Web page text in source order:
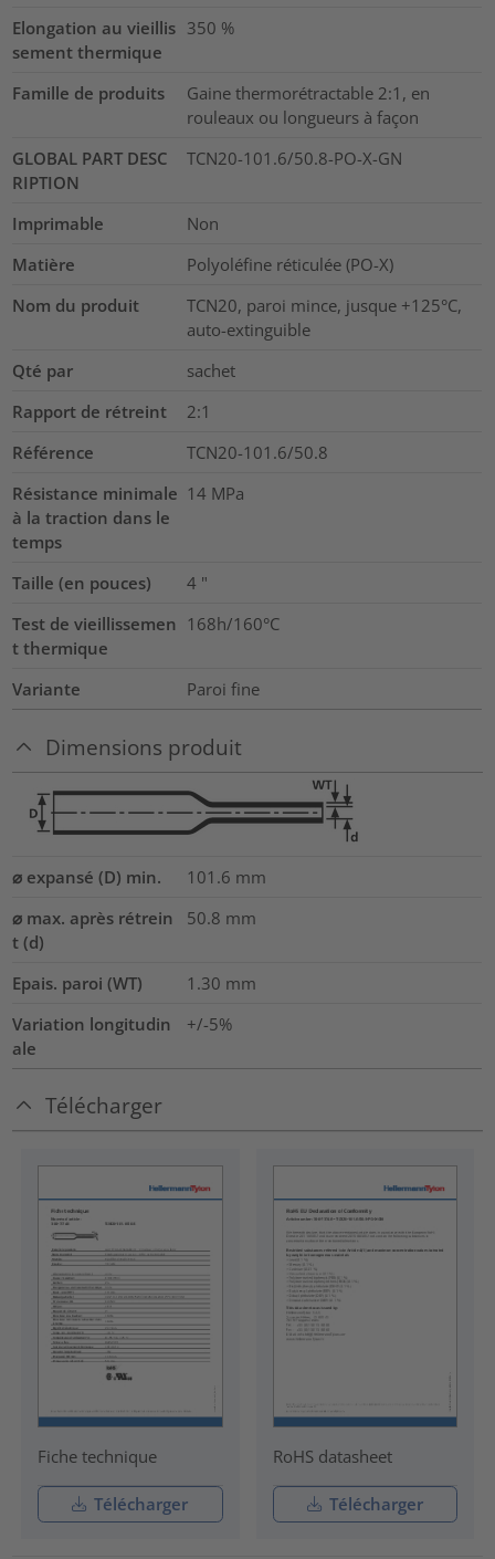
Elongation au vieillis
sement thermique
350 %
Famille de produits
Gaine thermorétractable 2:1, en
rouleaux ou longueurs à façon
GLOBAL PART DESC
RIPTION
TCN20-101.6/50.8-PO-X-GN
Imprimable
Non
Matière
Polyoléfine réticulée (PO-X)
Nom du produit
TCN20, paroi mince, jusque +125°C,
auto-extinguible
Qté par
sachet
Rapport de rétreint
2:1
Référence
TCN20-101.6/50.8
Résistance minimale
à la traction dans le
temps
14 MPa
Taille (en pouces) 4 "
Test de vieillissemen
t thermique
168h/160°C
Variante Paroi fine
Dimensions produit
⌀ expansé (D) min. 101.6 mm
⌀ max. après rétrein
t (d)
50.8 mm
Epais. paroi (WT) 1.30 mm
Variation longitudin
ale
+/-5%
Télécharger
Fiche technique
Télécharger
RoHS datasheet
Télécharger